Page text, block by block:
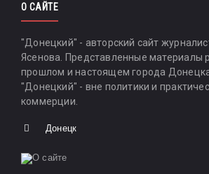
О САЙТЕ
"Донецкий" - авторский сайт
Ясенова. Представленные материалы
прошлом и настоящем города
"Донецкий" - вне политики и
коммерции.
Донецк